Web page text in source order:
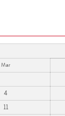
Mar
4
11